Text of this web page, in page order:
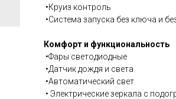
•Круиз контроль
•Система запуска без ключа и
Комфорт и функциональность
•Фары светодиодные
•Датчик дождя и света
•Автоматический свет
• Электрические зеркала с